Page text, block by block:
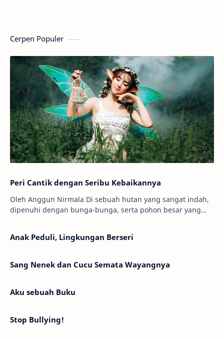
Cerpen Populer
Peri Cantik dengan Seribu Kebaikannya
Oleh Anggun Nirmala Di sebuah hutan yang sangat indah,
dipenuhi dengan bunga-bunga, serta pohon besar yang
Anak Peduli, Lingkungan Berseri
Sang Nenek dan Cucu Semata Wayangnya
Aku sebuah Buku
Stop Bullying!